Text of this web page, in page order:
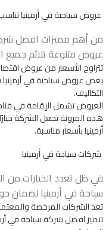
عروض سياحية في أرمينيا
من أهم مميزات افضل
عروض متنوعة تلائم جميع
تتراوح الأسعار من عروض
بعض عروض سياحية في
التكاليف.
العروض تشمل الإقامة في فنادق 3، 4، و5 نجوم حسب رغبة
هذه المرونة تجعل الشركة
أرمينيا بأسعار مناسبة.
شركات سياحة في أرمينيا
في ظل تعدد الخيارات من
سياحة في أرمينيا لضمان
تعد الشركات المرخصة
تتميز افضل شركة سياحة في